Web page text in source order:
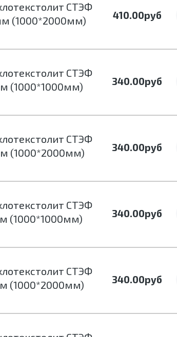
СТЭФ
(1000*2000мм)
410.00руб
СТЭФ
(1000*1000мм)
340.00руб
СТЭФ
(1000*2000мм)
340.00руб
СТЭФ
(1000*1000мм)
340.00руб
СТЭФ
(1000*2000мм)
340.00руб